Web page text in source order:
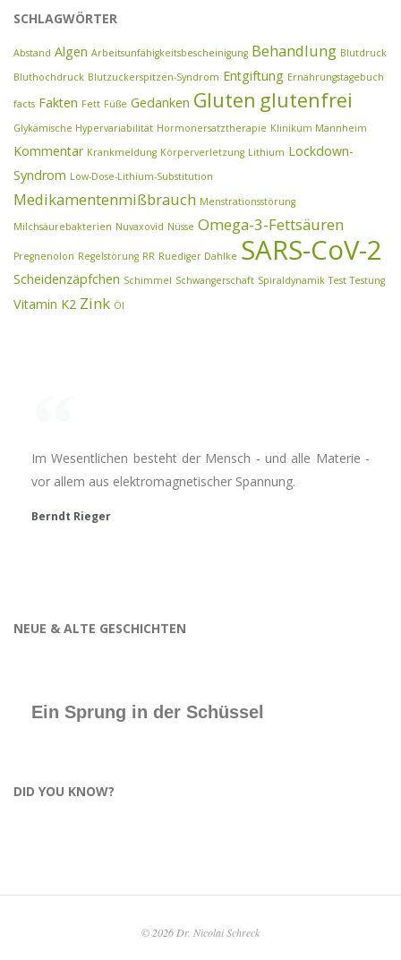
SCHLAGWÖRTER
Abstand Algen Arbeitsunfähigkeitsbescheinigung Behandlung Blutdruck
Bluthochdruck Blutzuckerspitzen-Syndrom Entgiftung Ernährungstagebuch
facts Fakten Fett Füße Gedanken Gluten glutenfrei
Glykämische Hypervariabilität Hormonersatztherapie Klinikum Mannheim
Kommentar Krankmeldung Körperverletzung Lithium Lockdown-
Syndrom Low-Dose-Lithium-Substitution
Medikamentenmißbrauch Menstrationsstörung
Milchsäurebakterien Nuvaxovid Nüsse Omega-3-Fettsäuren
Pregnenolon Regelstörung RR Ruediger Dahlke SARS-CoV-2
Scheidenzäpfchen Schimmel Schwangerschaft Spiraldynamik Test Testung
Vitamin K2 Zink Öl
Im Wesentlichen besteht der Mensch - und alle Materie -
vor allem aus elektromagnetischer Spannung.
Berndt Rieger
NEUE & ALTE GESCHICHTEN
Ein Sprung in der Schüssel
DID YOU KNOW?
© 2026 Dr. Nicolai Schreck